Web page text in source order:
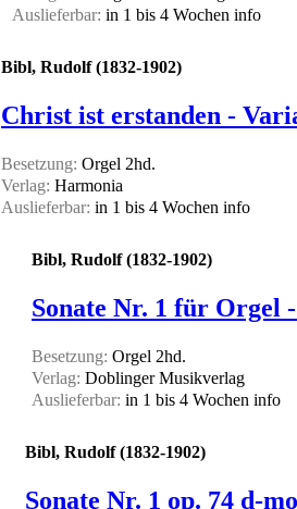
Auslieferbar: in 1 bis 4 Wochen info
Bibl, Rudolf (1832-1902)
Christ ist erstanden -
Besetzung: Orgel 2hd.
Verlag: Harmonia
Auslieferbar: in 1 bis 4 Wochen info
Bibl, Rudolf (1832-1902)
Sonate Nr. 1 für Orgel
Besetzung: Orgel 2hd.
Verlag: Doblinger Musikverlag
Auslieferbar: in 1 bis 4 Wochen info
Bibl, Rudolf (1832-1902)
Sonate Nr. 1 op. 74 d-